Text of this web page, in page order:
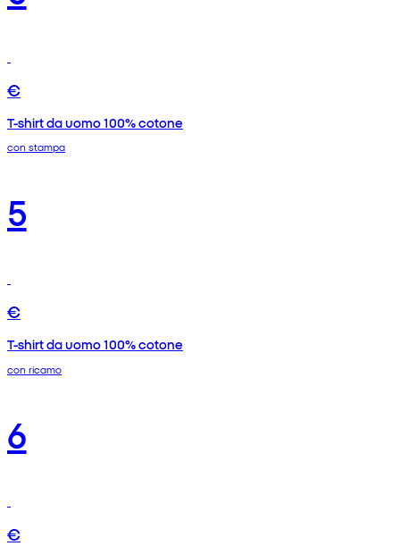
€
T-shirt da uomo 100% cotone
con stampa
5
€
T-shirt da uomo 100% cotone
con ricamo
6
€